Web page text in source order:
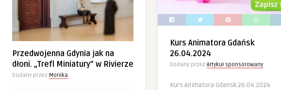
Przedwojenna Gdynia jak na
dłoni. „Trefl Miniatury” w Rivierze
Dodany przez Monika
Kurs Animatora Gdańsk
26.04.2024
Dodany przez Artykuł sponsorowany
Kurs Animatora Gdańsk 26.04.2024